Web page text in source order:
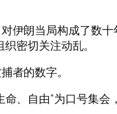
伊朗当局构成了数
密切关注动乱。
者的数字。
命、自由”为口号集